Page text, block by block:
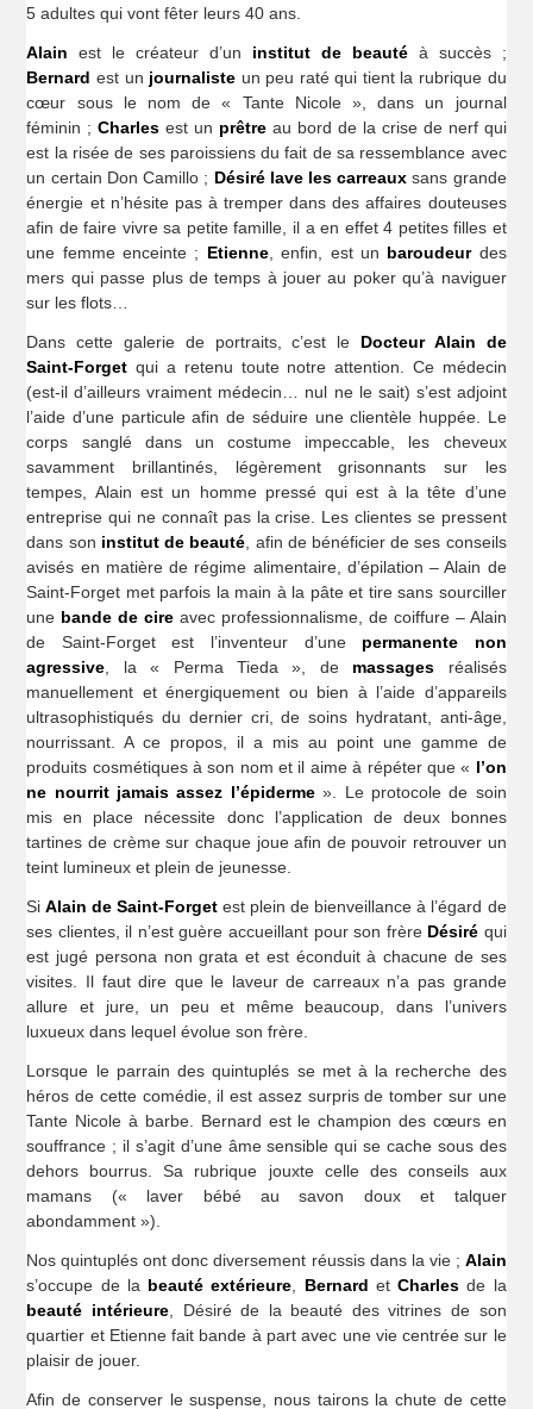
5 adultes qui vont fêter leurs 40 ans.
Alain est le créateur d’un institut de beautéà succès ;
Bernard est un journaliste un peu raté qui tient la rubrique du
cœur sous le nom de « Tante Nicole », dans un journal
féminin ;Charles est un prêtre au bord de la crise de nerf qui
est la risée de ses paroissiens du fait de sa ressemblance avec
un certain Don Camillo ; Désiré lave les carreaux sans grande
énergie et n’hésite pas à tremper dans des affaires douteuses
afin de faire vivre sa petite famille, il a en effet 4 petites filles et
une femme enceinte ; Etienne, enfin, est un baroudeurdes
mers qui passe plus de temps à jouer au poker qu’à naviguer
sur les flots…
Dans cette galerie de portraits, c’est le Docteur Alain de
Saint-Forget qui a retenu toute notre attention. Ce médecin
(est-il d’ailleurs vraiment médecin… nul ne le sait) s’est adjoint
l’aide d’une particule afin de séduire une clientèle huppée. Le
corps sanglé dans un costume impeccable, les cheveux
savamment brillantinés, légèrement grisonnants sur les
tempes, Alain est un homme pressé qui est à la tête d’une
entreprise qui ne connaît pas la crise. Les clientes se pressent
dans son institut de beauté , afin de bénéficier de ses conseils
avisés en matière de régime alimentaire, d’épilation – Alain de
Saint-Forget met parfois la main à la pâte et tire sans sourciller
une bande de cire avec professionnalisme, de coiffure – Alain
de Saint-Forget est l’inventeur d’une permanente non
agressive , la « Perma Tieda », demassages réalisés
manuellement et énergiquement ou bien à l’aide d’appareils
ultrasophistiqués du dernier cri, de soins hydratant, anti-âge,
nourrissant. A ce propos, il a mis au point une gamme de
produits cosmétiques à son nom et il aime à répéter que « l’on
ne nourrit jamais assez l’épiderme». Le protocole de soin
mis en place nécessite donc l’application de deux bonnes
tartines de crème sur chaque joue afin de pouvoir retrouver un
teint lumineux et plein de jeunesse.
Si Alain de Saint-Forgetest plein de bienveillance à l’égard de
ses clientes, il n’est guère accueillant pour son frère Désiré qui
est jugé persona non grata et est éconduit à chacune de ses
visites. Il faut dire que le laveur de carreaux n’a pas grande
allure et jure, un peu et même beaucoup, dans l’univers
luxueux dans lequel évolue son frère.
Lorsque le parrain des quintuplés se met à la recherche des
héros de cette comédie, il est assez surpris de tomber sur une
Tante Nicole à barbe. Bernard est le champion des cœurs en
souffrance ; il s’agit d’une âme sensible qui se cache sous des
dehors bourrus. Sa rubrique jouxte celle des conseils aux
mamans (« laver bébé au savon doux et talquer
abondamment »).
Nos quintuplés ont donc diversement réussis dans la vie ; Alain
s’occupe de la beauté extérieure Bernard etCharles de la
beauté intérieure, Désiré de la beauté des vitrines de son
quartier et Etienne fait bande à part avec une vie centrée sur le
plaisir de jouer.
Afin de conserver le suspense, nous tairons la chute de cette